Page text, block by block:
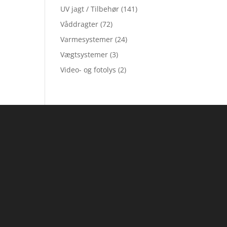
UV jagt / Tilbehør (141)
Våddragter (72)
Varmesystemer (24)
Vægtsystemer (3)
Video- og fotolys (2)